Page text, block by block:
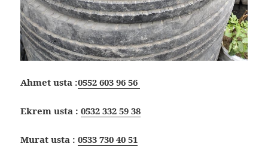
Ahmet usta :0552 603 96 56
Ekrem usta :0532 332 59 38
Murat usta :0533 730 40 51